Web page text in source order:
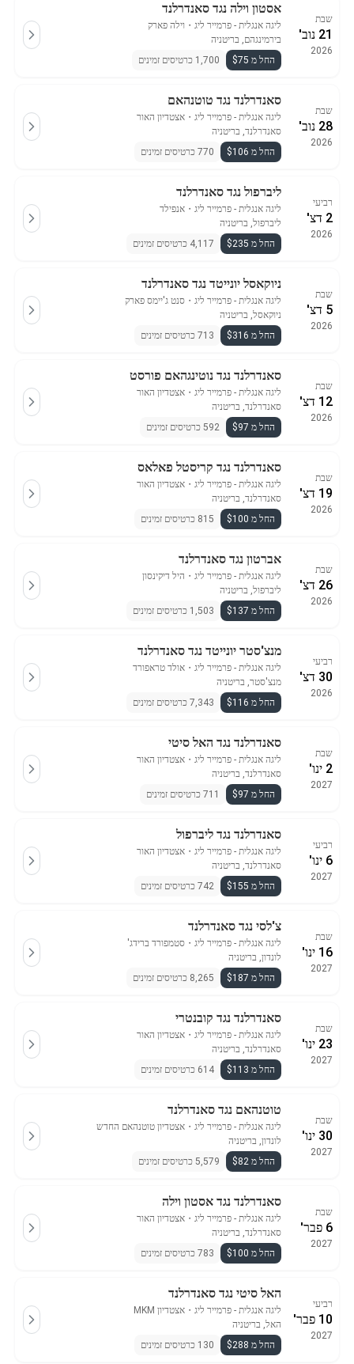
שבת
21 נוב'
2026
אסטון וילה נגד סאנדרלנד
ליגה אנגלית - פרמייר ליג ・ וילה פארק
בירמינגהם, בריטניה
החל מ $75
1,700 כרטיסים זמינים
שבת
28 נוב'
2026
סאנדרלנד נגד טוטנהאם
ליגה אנגלית - פרמייר ליג ・ אצטדיון האור
סאנדרלנד, בריטניה
החל מ $106
770 כרטיסים זמינים
רביעי
2 דצ'
2026
ליברפול נגד סאנדרלנד
ליגה אנגלית - פרמייר ליג ・ אנפילד
ליברפול, בריטניה
החל מ $235
4,117 כרטיסים זמינים
שבת
5 דצ'
2026
ניוקאסל יונייטד נגד סאנדרלנד
ליגה אנגלית - פרמייר ליג ・ סנט ג'יימס פארק
ניוקאסל, בריטניה
החל מ $316
713 כרטיסים זמינים
שבת
12 דצ'
2026
סאנדרלנד נגד נוטינגהאם פורסט
ליגה אנגלית - פרמייר ליג ・ אצטדיון האור
סאנדרלנד, בריטניה
החל מ $97
592 כרטיסים זמינים
שבת
19 דצ'
2026
סאנדרלנד נגד קריסטל פאלאס
ליגה אנגלית - פרמייר ליג ・ אצטדיון האור
סאנדרלנד, בריטניה
החל מ $100
815 כרטיסים זמינים
שבת
26 דצ'
2026
אברטון נגד סאנדרלנד
ליגה אנגלית - פרמייר ליג ・ היל דיקינסון
ליברפול, בריטניה
החל מ $137
1,503 כרטיסים זמינים
רביעי
30 דצ'
2026
מנצ'סטר יונייטד נגד סאנדרלנד
ליגה אנגלית - פרמייר ליג ・ אולד טראפורד
מנצ'סטר, בריטניה
החל מ $116
7,343 כרטיסים זמינים
שבת
2 ינו'
2027
סאנדרלנד נגד האל סיטי
ליגה אנגלית - פרמייר ליג ・ אצטדיון האור
סאנדרלנד, בריטניה
החל מ $97
711 כרטיסים זמינים
רביעי
6 ינו'
2027
סאנדרלנד נגד ליברפול
ליגה אנגלית - פרמייר ליג ・ אצטדיון האור
סאנדרלנד, בריטניה
החל מ $155
742 כרטיסים זמינים
שבת
16 ינו'
2027
צ'לסי נגד סאנדרלנד
ליגה אנגלית - פרמייר ליג ・ סטמפורד ברידג'
לונדון, בריטניה
החל מ $187
8,265 כרטיסים זמינים
שבת
23 ינו'
2027
סאנדרלנד נגד קובנטרי
ליגה אנגלית - פרמייר ליג ・ אצטדיון האור
סאנדרלנד, בריטניה
החל מ $113
614 כרטיסים זמינים
שבת
30 ינו'
2027
טוטנהאם נגד סאנדרלנד
ליגה אנגלית - פרמייר ליג ・ אצטדיון טוטנהאם החדש
לונדון, בריטניה
החל מ $82
5,579 כרטיסים זמינים
שבת
6 פבר'
2027
סאנדרלנד נגד אסטון וילה
ליגה אנגלית - פרמייר ליג ・ אצטדיון האור
סאנדרלנד, בריטניה
החל מ $100
783 כרטיסים זמינים
רביעי
10 פבר'
2027
האל סיטי נגד סאנדרלנד
ליגה אנגלית - פרמייר ליג ・ אצטדיון MKM
האל, בריטניה
החל מ $288
130 כרטיסים זמינים